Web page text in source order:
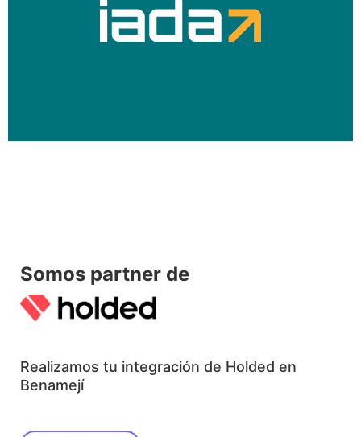
Somos partner de
Realizamos tu integración de Holded en
Benamejí